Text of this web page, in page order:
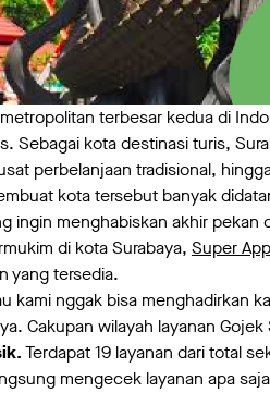
terbesar kedua di
Sebagai kota destinasi turis,
perbelanjaan tradisional,
kota tersebut banyak
ingin menghabiskan akhir
di kota Surabaya, Super
yang tersedia.
kami nggak bisa menghadirkan
Cakupan wilayah layanan
Terdapat 19 layanan dari total
mengecek layanan apa